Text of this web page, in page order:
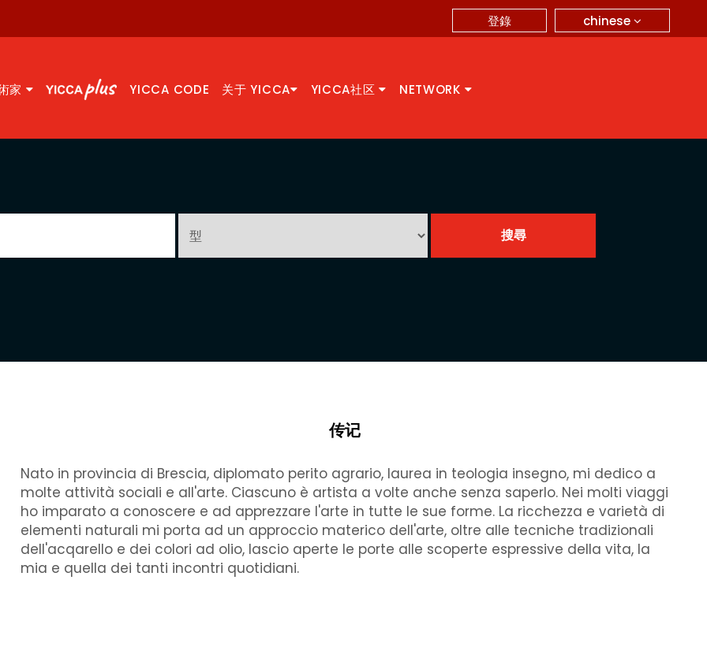
chinese
登錄
家 YICCA CODE 关于 YICCA YICCA社区 NETWORK
传记
Nato in provincia di Brescia, diplomato perito agrario, laurea in teologia insegno, mi dedico a
molte attività sociali e all'arte. Ciascuno è artista a volte anche senza saperlo. Nei molti viaggi
ho imparato a conoscere e ad apprezzare l'arte in tutte le sue forme. La ricchezza e varietà di
elementi naturali mi porta ad un approccio materico dell'arte, oltre alle tecniche tradizionali
dell'acqarello e dei colori ad olio, lascio aperte le porte alle scoperte espressive della vita, la
mia e quella dei tanti incontri quotidiani.